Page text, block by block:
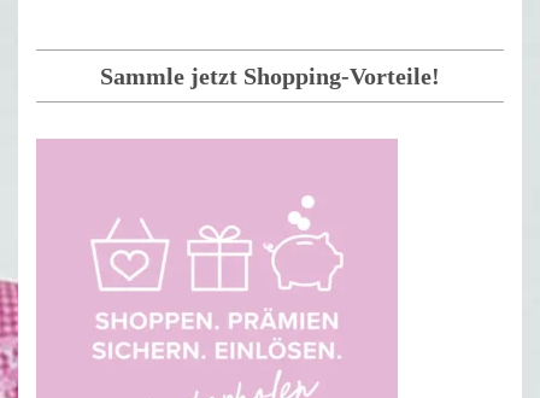
Sammle jetzt Shopping-Vorteile!